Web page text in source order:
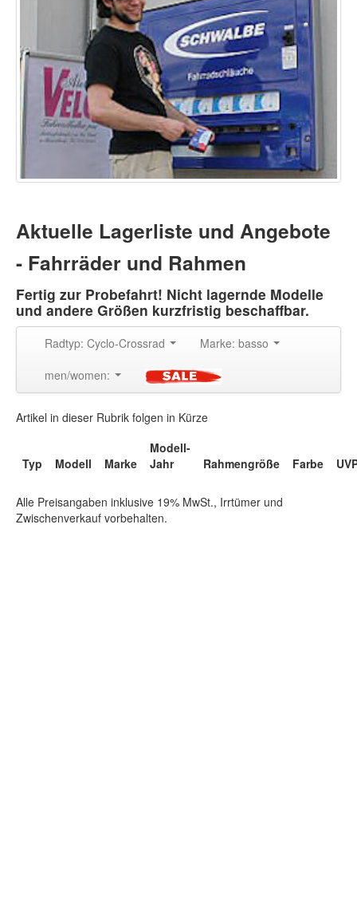
Aktuelle Lagerliste und Angebote
- Fahrräder und Rahmen
Fertig zur Probefahrt! Nicht lagernde Modelle
und andere Größen kurzfristig beschaffbar.
Radtyp: Cyclo-Crossrad
Marke: basso
men/women:
Artikel in dieser Rubrik folgen in Kürze
Typ Modell Marke
Modell-
Jahr
Rahmengröße Farbe
Alle Preisangaben inklusive 19% MwSt., Irrtümer und
Zwischenverkauf vorbehalten.